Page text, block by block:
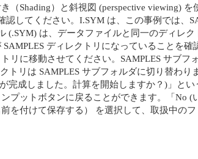
（Shading）と斜視図 (perspective viewing)
認してください。I.SYM は、この事例では、
(.SYM) は、データファイルと同一のディレ
ディレクトリになっていることを確
リに移動させてください。SAMPLES サブフ
トリは SAMPLES サブフォルダに切り替わり
完成しました。計算を開始しますか？)」と
プットボタンに戻ることができます。「No (
を付けて保存する） を選択して、取扱中の